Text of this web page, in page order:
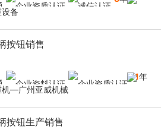
备
按钮销售
11年
机—广州亚威机械
按钮生产销售